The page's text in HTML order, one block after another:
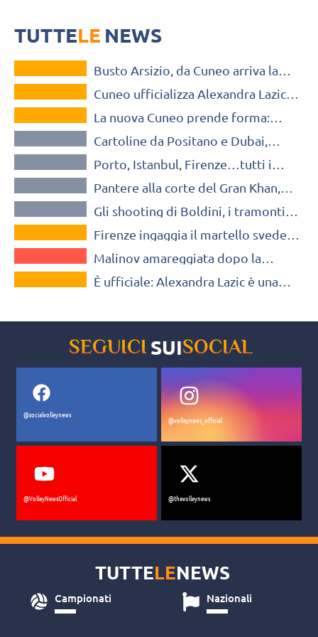
TUTTELE NEWS
VOLLEY MERCATO
Busto Arsizio, da Cuneo arriva la
Lazic
VOLLEY MERCATO
Cuneo ufficializza Alexandra Lazic:
esperienza”
VOLLEY MERCATO
La nuova Cuneo prende forma:
Alexandra Lazic?
VOLLEY GLAMOUR
Cartoline da Positano e Dubai,
dell’OpiquadArena
VOLLEY GLAMOUR
Porto, Istanbul, Firenze…tutti i
campioni
VOLLEY GLAMOUR
Pantere alla corte del Gran Khan,
VOLLEY GLAMOUR
Gli shooting di Boldini, i tramonti
Randazzo
VOLLEY MERCATO
Firenze ingaggia il martello svedese
A1 FEMMINILE
Malinov amareggiata dopo la
ed ha fatto la differenza”
VOLLEY MERCATO
È ufficiale: Alexandra Lazic è una
SEGUICI SUISOCIAL
@socialvolleynews
@volleynews_official
@VolleyNewsOfficial @thevolleynews
TUTTELENEWS
Campionati Nazionali